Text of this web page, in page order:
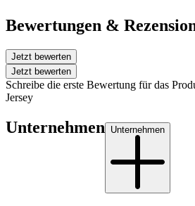
Bewertungen &
Jetzt bewerten
Jetzt bewerten
Schreibe die erste Bewertung für das
Jersey
Unternehmen Unternehmen